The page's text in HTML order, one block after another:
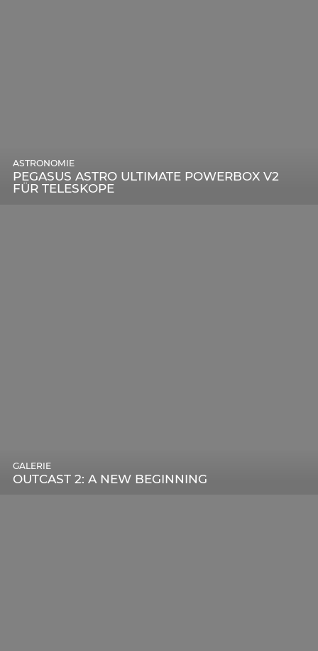
PEGASUS ASTRO ULTIMATE POWERBOX V2
FÜR TELESKOPE
ASTRONOMIE
OUTCAST 2: A NEW BEGINNING
GALERIE